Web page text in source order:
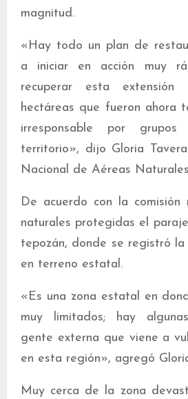
magnitud.
«Hay todo un plan de
a iniciar en acción muy
recuperar esta
hectáreas que fueron ahora
irresponsable por
territorio», dijo Gloria
Nacional de Aéreas
De acuerdo con la comisión
naturales protegidas el
tepozán, donde se registró
en terreno estatal.
«Es una zona estatal en
muy limitados; hay
gente externa que viene a
en esta región», agregó
Muy cerca de la zona